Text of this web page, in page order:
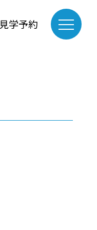
見学予約